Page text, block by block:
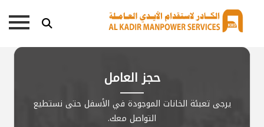
حجز العامل
يرجى تعبئة الخانات الموجودة في الأسفل حتى نستطيع
التواصل معك.